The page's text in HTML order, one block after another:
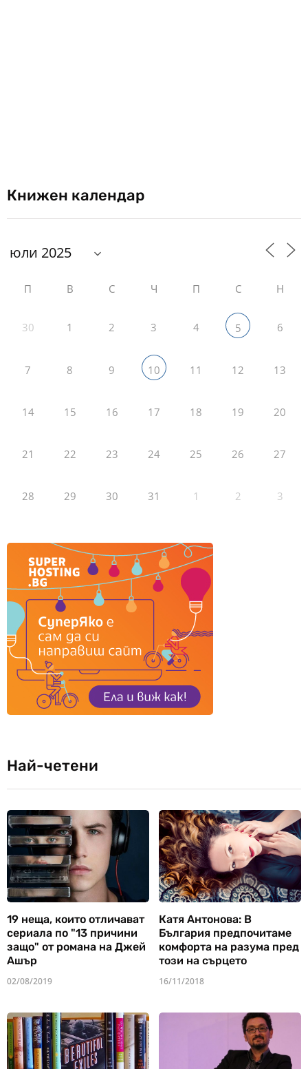
Книжен календар
П В С Ч П С Н
30 1 2 3 4 5 6
7 8 9 10 11 12 13
14 15 16 17 18 19 20
21 22 23 24 25 26 27
28 29 30 31 1 2 3
Най-четени
19 неща, които отличават
сериала по "13 причини
защо" от романа на Джей
Ашър
02/08/2019
Катя Антонова: В
България предпочитаме
комфорта на разума пред
този на сърцето
16/11/2018